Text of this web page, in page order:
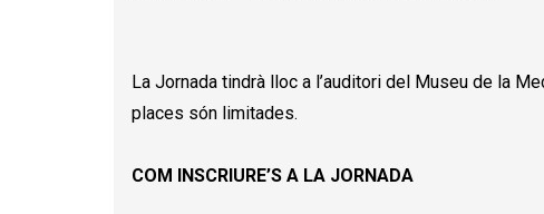
La Jornada tindrà lloc a l’auditori del Museu de la
places són limitades.
COM INSCRIURE’S A LA JORNADA